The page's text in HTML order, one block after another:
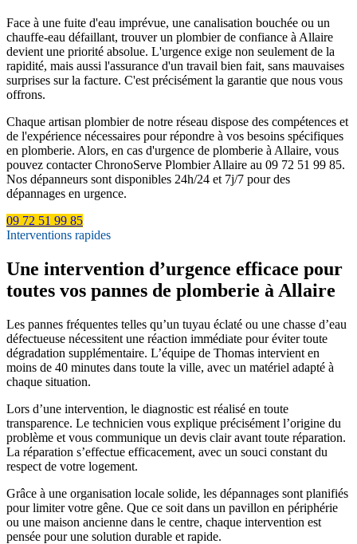
Face à une fuite d'eau imprévue, une canalisation bouchée ou un
chauffe-eau défaillant, trouver un plombier de confiance à Allaire
devient une priorité absolue. L'urgence exige non seulement de la
rapidité, mais aussi l'assurance d'un travail bien fait, sans mauvaises
surprises sur la facture. C'est précisément la garantie que nous vous
offrons.
Chaque artisan plombier de notre réseau dispose des compétences et
de l'expérience nécessaires pour répondre à vos besoins spécifiques
en plomberie. Alors, en cas d'urgence de plomberie à Allaire, vous
pouvez contacter ChronoServe Plombier Allaire au 09 72 51 99 85.
Nos dépanneurs sont disponibles 24h/24 et 7j/7 pour des
dépannages en urgence.
09 72 51 99 85
Interventions rapides
Une intervention d’urgence efficace pour
toutes vos pannes de plomberie à Allaire
Les pannes fréquentes telles qu’un tuyau éclaté ou une chasse d’eau
défectueuse nécessitent une réaction immédiate pour éviter toute
dégradation supplémentaire. L’équipe de Thomas intervient en
moins de 40 minutes dans toute la ville, avec un matériel adapté à
chaque situation.
Lors d’une intervention, le diagnostic est réalisé en toute
transparence. Le technicien vous explique précisément l’origine du
problème et vous communique un devis clair avant toute réparation.
La réparation s’effectue efficacement, avec un souci constant du
respect de votre logement.
Grâce à une organisation locale solide, les dépannages sont planifiés
pour limiter votre gêne. Que ce soit dans un pavillon en périphérie
ou une maison ancienne dans le centre, chaque intervention est
pensée pour une solution durable et rapide.